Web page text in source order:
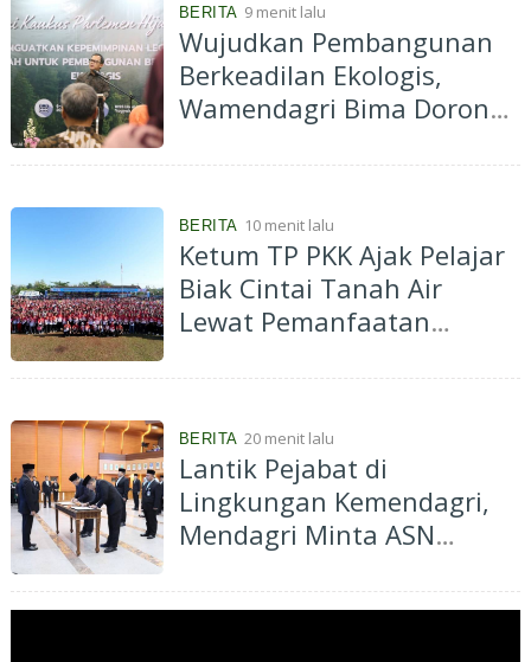
BERITA 9 menit lalu
Wujudkan Pembangunan
Berkeadilan Ekologis,
Wamendagri Bima Dorong
Kepemimpinan
BERITA 10 menit lalu
Ketum TP PKK Ajak Pelajar
Biak Cintai Tanah Air
Lewat Pemanfaatan
BERITA 20 menit lalu
Lantik Pejabat di
Lingkungan Kemendagri,
Mendagri Minta ASN